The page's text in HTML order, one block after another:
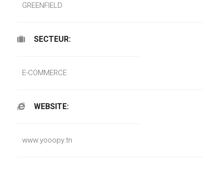
GREENFIELD
SECTEUR:
E-COMMERCE
WEBSITE:
www.yooopy.tn